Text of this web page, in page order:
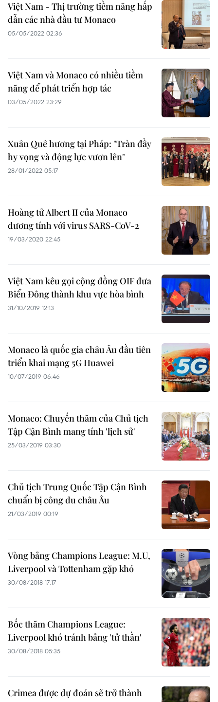
Việt Nam - Thị trường tiềm năng hấp
dẫn các nhà đầu tư Monaco
05/05/2022 02:36
Việt Nam và Monaco có nhiều tiềm
năng để phát triển hợp tác
03/05/2022 23:29
Xuân Quê hương tại Pháp: "Tràn đầy
hy vọng và động lực vươn lên"
28/01/2022 05:17
Hoàng tử Albert II của Monaco
dương tính với virus SARS-CoV-2
19/03/2020 22:45
Việt Nam kêu gọi cộng đồng OIF đưa
Biển Đông thành khu vực hòa bình
31/10/2019 12:13
Monaco là quốc gia châu Âu đầu tiên
triển khai mạng 5G Huawei
10/07/2019 06:46
Monaco: Chuyến thăm của Chủ tịch
Tập Cận Bình mang tính 'lịch sử'
25/03/2019 03:30
Chủ tịch Trung Quốc Tập Cận Bình
chuẩn bị công du châu Âu
21/03/2019 00:19
Vòng bảng Champions League: M.U,
Liverpool và Tottenham gặp khó
30/08/2018 17:17
Bốc thăm Champions League:
Liverpool khó tránh bảng 'tử thần'
30/08/2018 05:35
Crimea được dự đoán sẽ trở thành